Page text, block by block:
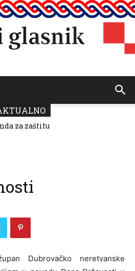
za zaštitu
2026.
Dubrovačko neretvanske